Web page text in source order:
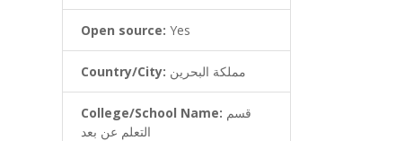
Open source: Yes
Country/City: مملكة البحرين
College/School Name:
التعلم عن بعد